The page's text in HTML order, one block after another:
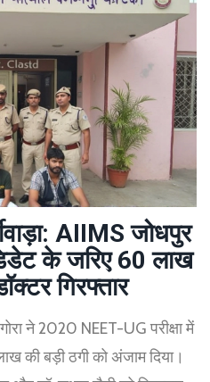
AIIMS जोधपुर
के जरिए 60 लाख
गिरफ्तार
ने 2020 NEET-UG परीक्षा में
की बड़ी ठगी को अंजाम दिया।